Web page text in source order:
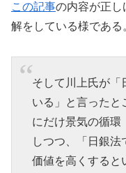
この記事の内容が正し
解をしている様である
そして川上氏が「
いる」と言ったと
にだけ景気の循環
しつつ、「日銀
価値を高くすると